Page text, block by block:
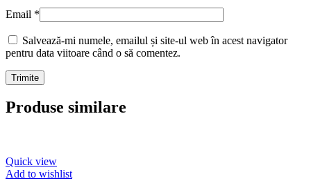
Email *
Salvează-mi numele, emailul și site-ul web în acest navigator
pentru data viitoare când o să comentez.
Produse similare
Quick view
Add to wishlist